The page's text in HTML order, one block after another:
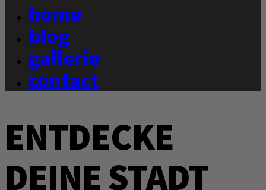
home
blog
gallerie
contact
ENTDECKE
DEINE STADT